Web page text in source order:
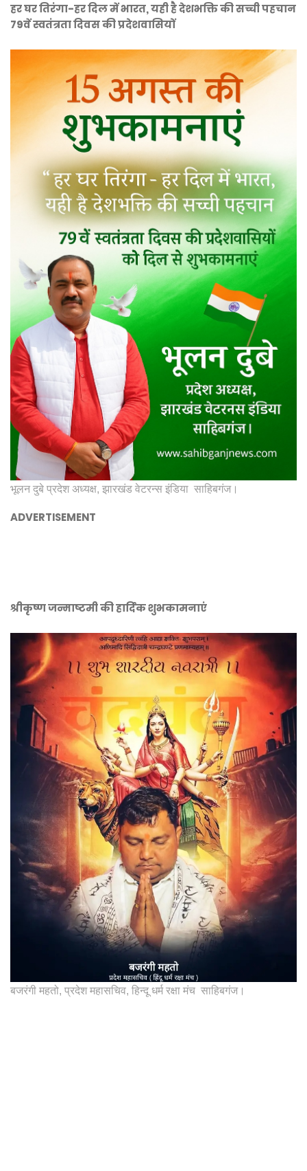
हर घर तिरंगा-हर दिल में भारत, यही है देशभक्ति की सच्ची पहचान
79वें स्वतंत्रता दिवस की प्रदेशवासियों
भूलन दुबे प्रदेश अध्यक्ष, झारखंड वेटरन्स इंडिया साहिबगंज।
ADVERTISEMENT
श्रीकृष्ण जन्माष्टमी की हार्दिक शुभकामनाएं
बजरंगी महतो, प्रदेश महासचिव, हिन्दू धर्म रक्षा मंच साहिबगंज।